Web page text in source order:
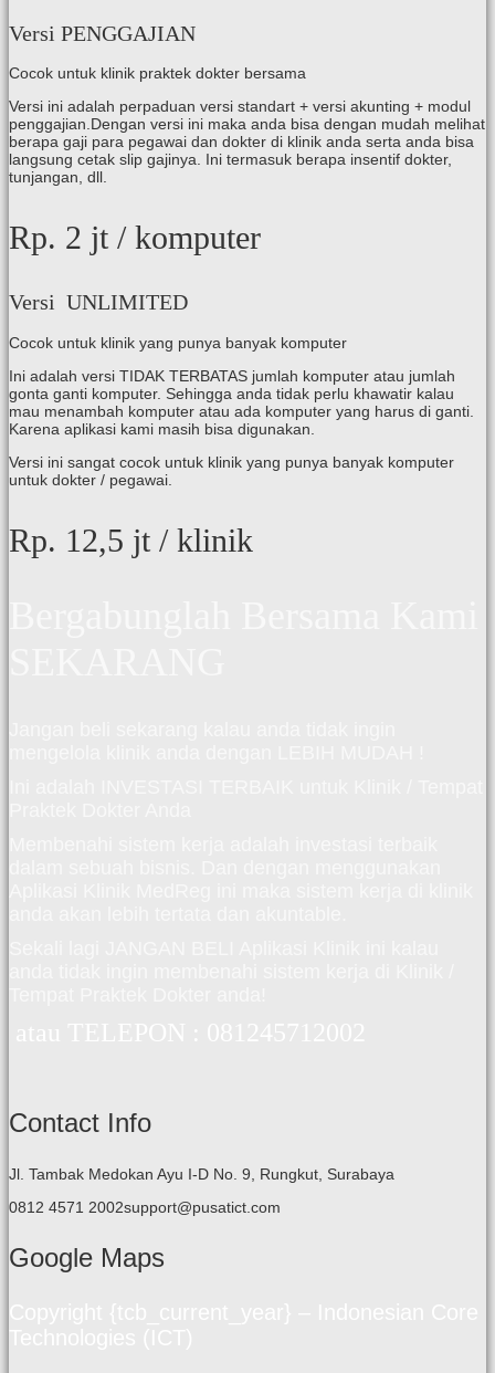
Versi PENGGAJIAN
Cocok untuk klinik praktek dokter bersama
Versi ini adalah perpaduan versi standart + versi akunting + modul
penggajian.Dengan versi ini maka anda bisa dengan mudah melihat
berapa gaji para pegawai dan dokter di klinik anda serta anda bisa
langsung cetak slip gajinya. Ini termasuk berapa insentif dokter,
tunjangan, dll.
Rp. 2 jt / komputer
Versi UNLIMITED
Cocok untuk klinik yang punya banyak komputer
Ini adalah versi TIDAK TERBATAS jumlah komputer atau jumlah
gonta ganti komputer. Sehingga anda tidak perlu khawatir kalau
mau menambah komputer atau ada komputer yang harus di ganti.
Karena aplikasi kami masih bisa digunakan.
Versi ini sangat cocok untuk klinik yang punya banyak komputer
untuk dokter / pegawai.
Rp. 12,5 jt / klinik
Contact Info
Jl. Tambak Medokan Ayu I-D No. 9, Rungkut, Surabaya
0812 4571 2002support@pusatict.com
Google Maps